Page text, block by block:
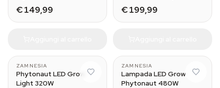
€ 149,99 € 199,99
ZAMNESIA
Phytonaut LED Grow
Light 320W
ZAMNESIA
Lampada LED Grow
Phytonaut 480W